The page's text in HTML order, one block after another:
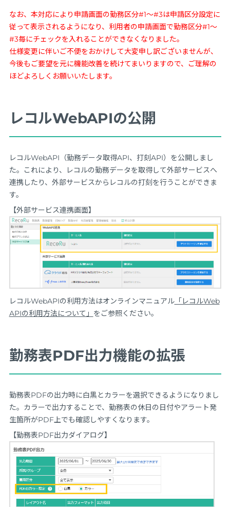
なお、本対応により申請画面の勤務区分#1～#3は申請区分設定に
従って表示されるようになり、利用者の申請画面で勤務区分#1～
#3毎にチェックを入れることができなくなりました。
仕様変更に伴いご不便をおかけして大変申し訳ございませんが、
今後もご要望を元に機能改善を続けてまいりますので、ご理解の
ほどよろしくお願いいたします。
レコルWebAPIの公開
レコルWebAPI（勤務データ取得API、打刻API）を公開しまし
た。これにより、レコルの勤務データを取得して外部サービスへ
連携したり、外部サービスからレコルの打刻を行うことができま
す。
【外部サービス連携画面】
レコルWebAPIの利用方法はオンラインマニュアル「レコルWeb
APIの利用方法について」 をご参照ください。
勤務表PDF出力機能の拡張
勤務表PDFの出力時に白黒とカラーを選択できるようになりまし
た。カラーで出力することで、勤務表の休日の日付やアラート発
生箇所がPDF上でも確認しやすくなります。
【勤務表PDF出力ダイアログ】